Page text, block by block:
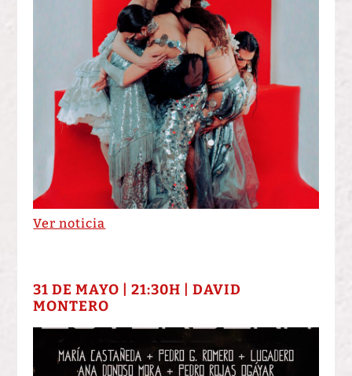
Ver noticia
31 DE MAYO | 21:30H | DAVID
MONTERO